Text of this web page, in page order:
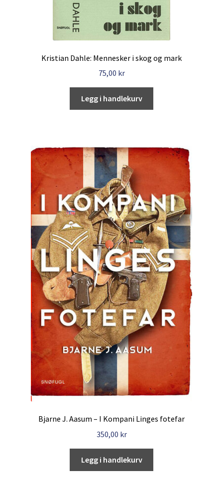
Kristian Dahle: Mennesker i skog og mark
75,00 kr
Legg i handlekurv
Bjarne J. Aasum – I Kompani Linges fotefar
350,00 kr
Legg i handlekurv